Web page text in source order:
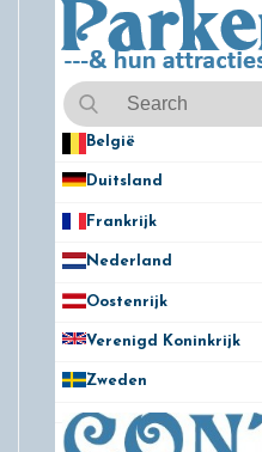
België
Duitsland
Frankrijk
Nederland
Oostenrijk
Verenigd Koninkrijk
Zweden